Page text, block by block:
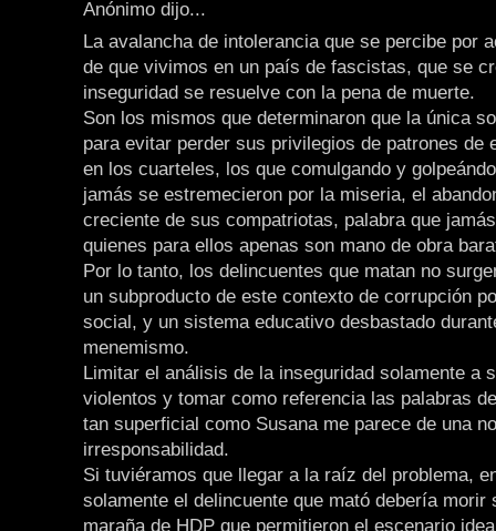
Anónimo dijo...
La avalancha de intolerancia que se percibe por
de que vivimos en un país de fascistas, que se
inseguridad se resuelve con la pena de muerte.
Son los mismos que determinaron que la única
para evitar perder sus privilegios de patrones de
en los cuarteles, los que comulgando y
jamás se estremecieron por la miseria, el
creciente de sus compatriotas, palabra que
quienes para ellos apenas son mano de obra
Por lo tanto, los delincuentes que matan no
un subproducto de este contexto de corrupción
social, y un sistema educativo desbastado
menemismo.
Limitar el análisis de la inseguridad solamente a
violentos y tomar como referencia las palabras
tan superficial como Susana me parece de una
irresponsabilidad.
Si tuviéramos que llegar a la raíz del problema,
solamente el delincuente que mató debería morir
maraña de HDP que permitieron el escenario